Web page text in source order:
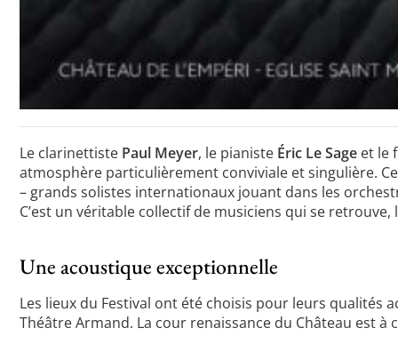
Le clarinettiste Paul Meyer, le pianiste Éric Le Sage et le
atmosphère particulièrement conviviale et singulière.
– grands solistes internationaux jouant dans les
C’est un véritable collectif de musiciens qui se
Une acoustique exceptionnelle
Les lieux du Festival ont été choisis pour leurs qualités
Théâtre Armand. La cour renaissance du Château est